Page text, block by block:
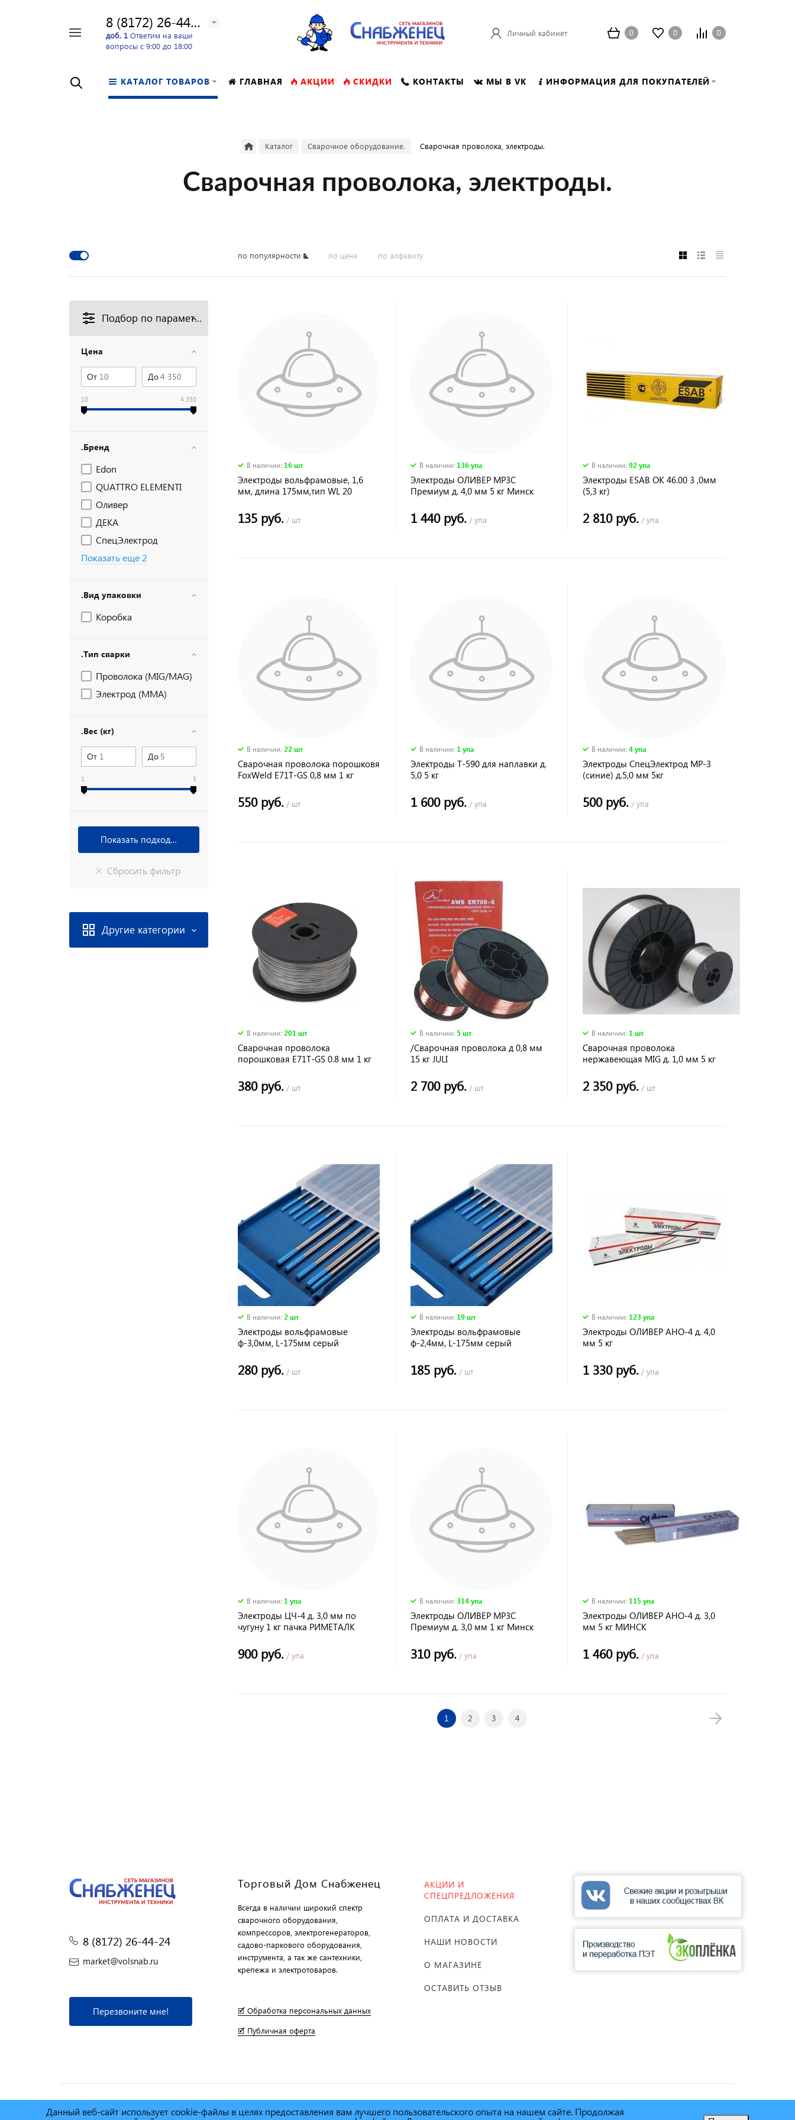
8 (8172) 26-44-24
доб. 1 Ответим на ваши
вопросы с 9:00 до 18:00
Личный кабинет 0 0 0
КАТАЛОГ ТОВАРОВ ГЛАВНАЯ АКЦИИ СКИДКИ КОНТАКТЫ МЫ В VK ИНФОРМАЦИЯ ДЛЯ ПОКУПАТЕЛЕЙ
Каталог Сварочное оборудование. Сварочная проволока, электроды.
Сварочная проволока, электроды.
по популярности по цене по алфавиту
Подбор по параметрам
Цена
От До
10 4 350
.Бренд
Edon
QUATTRO ELEMENTI
Оливер
ДЕКА
СпецЭлектрод
Показать еще 2
.Вид упаковки
Коробка
.Тип сварки
Проволока (MIG/MAG)
Электрод (MMA)
.Вес (кг)
От До
1 5
Другие категории
В наличии: 16 шт
Электроды вольфрамовые, 1,6
мм, длина 175мм,тип WL 20
135 руб. / шт
В наличии: 136 упа
Электроды ОЛИВЕР МР3С
Премиум д. 4,0 мм 5 кг Минск
1 440 руб./ упа
В наличии:92 упа
Электроды ESAB OK 46.00 3 ,0мм
(5,3 кг)
2 810 руб. / упа
В наличии: 22 шт
Сварочная проволока порошковя
FoxWeld E71T-GS 0,8 мм 1 кг
550 руб. / шт
В наличии: 1 упа
Электроды Т-590 для наплавки д.
5,0 5 кг
1 600 руб./ упа
В наличии:4 упа
Электроды СпецЭлектрод МР-3
(синие) д.5,0 мм 5кг
500 руб. / упа
В наличии: 201 шт
Сварочная проволока
порошковая Е71Т-GS 0.8 мм 1 кг
380 руб. / шт
В наличии: 5 шт
/Сварочная проволока д 0,8 мм
15 кг JULI
2 700 руб./ шт
В наличии: 1 шт
Сварочная проволока
нержавеющая MIG д. 1,0 мм 5 кг
2 350 руб. / шт
В наличии: 2 шт
Электроды вольфрамовые
ф-3,0мм, L-175мм серый
280 руб. / шт
В наличии: 19 шт
Электроды вольфрамовые
ф-2,4мм, L-175мм серый
185 руб./ шт
В наличии: 123 упа
Электроды ОЛИВЕР АНО-4 д. 4,0
мм 5 кг
1 330 руб. / упа
В наличии: 1 упа
Электроды ЦЧ-4 д. 3,0 мм по
чугуну 1 кг пачка РИМЕТАЛК
900 руб. / упа
В наличии: 314 упа
Электроды ОЛИВЕР МР3С
Премиум д. 3,0 мм 1 кг Минск
310 руб./ упа
В наличии: 115 упа
Электроды ОЛИВЕР АНО-4 д. 3,0
мм 5 кг МИНСК
1 460 руб. / упа
1 2 3 4
8 (8172) 26-44-24
market@volsnab.ru
Перезвоните мне!
Торговый Дом Снабженец
Всегда в наличии широкий спектр
сварочного оборудования,
компрессоров, электрогенераторов,
садово-паркового оборудования,
инструмента, а так же сантехники,
крепежа и электротоваров.
🗹 Обработка персональных данных
🗹 Публичная оферта
АКЦИИ И
СПЕЦПРЕДЛОЖЕНИЯ
ОПЛАТА И ДОСТАВКА
НАШИ НОВОСТИ
О МАГАЗИНЕ
ОСТАВИТЬ ОТЗЫВ
© Сеть магазинов инструмента и техники "Торговый дом Снабженец" 1995г. -
Данный веб-сайт использует cookie-файлы в целях предоставления вам лучшего пользовательского опыта на нашем сайте. Продолжая